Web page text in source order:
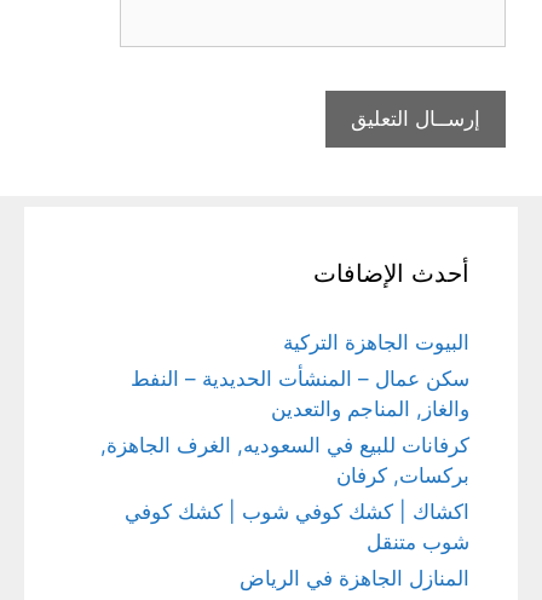
أحدث الإضافات
البيوت الجاهزة التركية
سكن عمال – المنشأت الحديدية – النفط
والغاز, المناجم والتعدين
كرفانات للبيع في السعوديه, الغرف الجاهزة,
بركسات, كرفان
اكشاك | كشك كوفي شوب | كشك كوفي
شوب متنقل
المنازل الجاهزة في الرياض